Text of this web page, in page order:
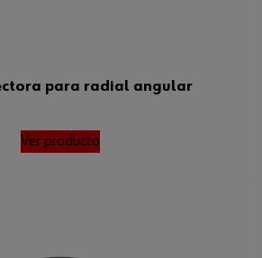
para radial angular
Ver producto